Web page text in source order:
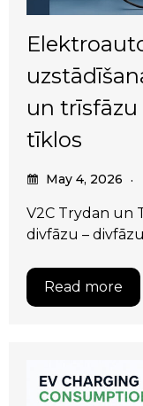
un trīsfāzu
tīklos
May 4, 2026
V2C Trydan un
divfāzu – divfāzu
Read more